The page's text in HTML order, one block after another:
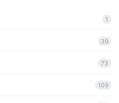
1
39
73
109